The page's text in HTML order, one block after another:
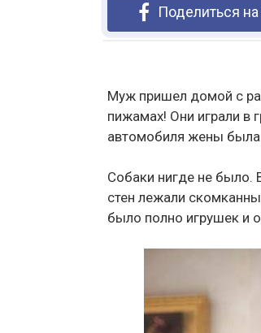
Поделиться
Муж пришел домой с
пижамах! Они играли в
автомобиля жены
Собаки нигде не было.
стен лежали
было полно игрушек и